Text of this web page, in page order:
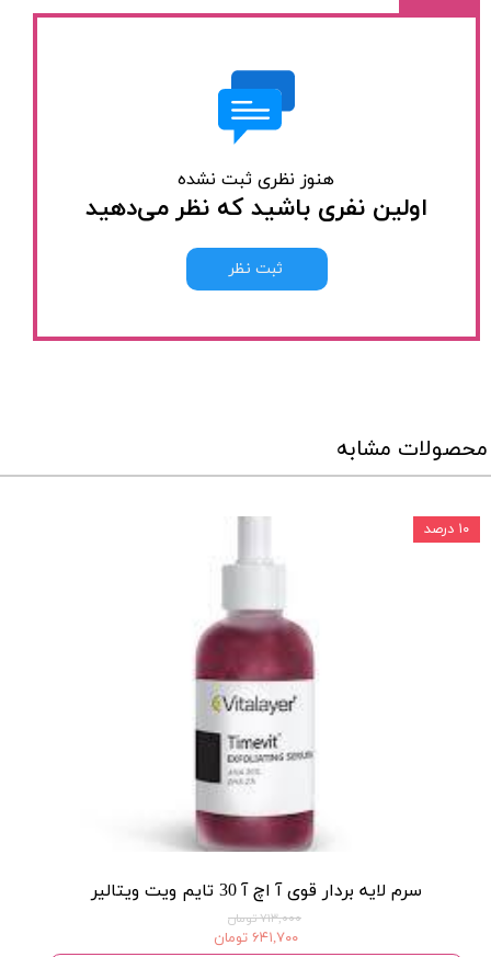
هنوز نظری ثبت نشده
اولین نفری باشید که نظر می‌دهید
ثبت نظر
محصولات مشابه
سرم لایه بردار قوی آ اچ آ 30 تایم ویت ویتالیر
۷۱۳,۰۰۰ تومان
۶۴۱,۷۰۰ تومان
۱۰ درصد